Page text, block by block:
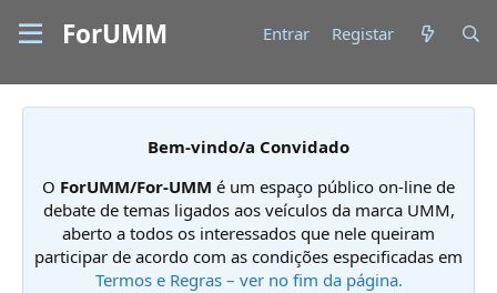
ForUMM Entrar Registar
Bem-vindo/a Convidado
O ForUMM/For-UMM é um espaço público on-line de
debate de temas ligados aos veículos da marca UMM,
aberto a todos os interessados que nele queiram
participar de acordo com as condições especificadas em
Termos e Regras – ver no fim da página.